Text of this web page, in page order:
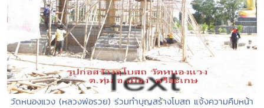
วัดหนองแวง (หลวงพ่อรวย) ร่วมทำบุญสร้างโบสถ แจ้งความคืบหน้า